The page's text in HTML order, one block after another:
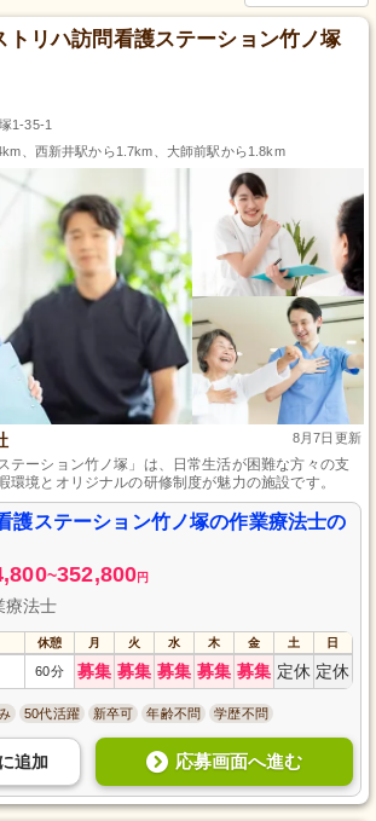
トリハ訪問看護ステーション竹ノ塚
1-35-1
、西新井駅から1.7km、大師前駅から1.8km
8月7日更新
テーション竹ノ塚」は、日常生活が困難な方々の支
環境とオリジナルの研修制度が魅力の施設です。
護ステーション竹ノ塚の作業療法士の
~352,800円
療法士
休憩 月 火 水 木 金 土 日
60分 募集 募集 募集 募集 募集 定休 定休
50代活躍 新卒可 年齢不問 学歴不問
に追加 応募画面へ進む